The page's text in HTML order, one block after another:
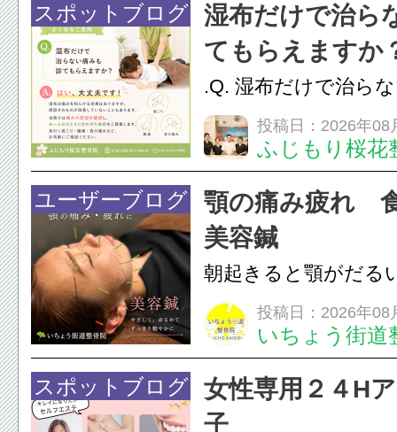
スポットブログ
湿布だけで治ら
てもらえますか
.Q. 湿布だけで治ら
らえますか？A. はい
湿布は痛みを和らげ
すが、原因そのもの
いこともあります。
原因を確認し、お一
投稿日：2026年08
ふじもり桜花
ユーザーブログ
顎の痛み疲れ
美容鍼
朝起きると顎がだる
ありませんか？無意
は、顎の痛みや疲れ
フェイスラインの張
のこわばり・頭痛や
投稿日：2026年08
いちょう街道
スポットブログ
女性専用２４H
子